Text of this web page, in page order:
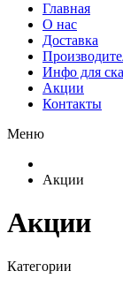
Главная
О нас
Доставка
Инфо для
Акции
Контакты
Меню
Акции
Акции
Категории